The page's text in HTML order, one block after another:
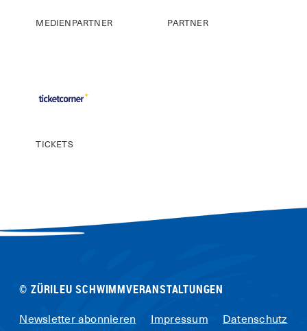
MEDIENPARTNER PARTNER
TICKETS
© ZÜRILEU SCHWIMMVERANSTALTUNGEN
Newsletter abonnieren Impressum Datenschutz